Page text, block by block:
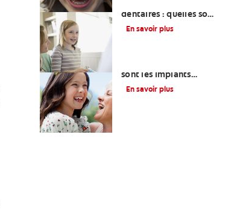
dentaires : quelles sont
les options ?
En savoir plus
sont les implants
dentaires et leur
fonctionnement
En savoir plus